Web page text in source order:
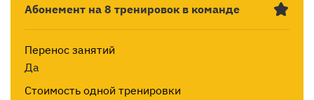
Абонемент на 8 тренировок в команде
Перенос занятий
Да
Стоимость одной тренировки